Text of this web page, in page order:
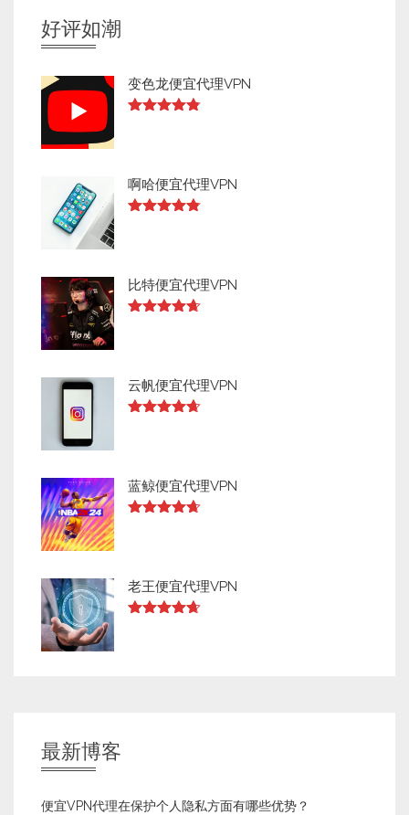
好评如潮
变色龙便宜代理VPN
啊哈便宜代理VPN
比特便宜代理VPN
云帆便宜代理VPN
蓝鲸便宜代理VPN
老王便宜代理VPN
最新博客
便宜VPN代理在保护个人隐私方面有哪些优势？